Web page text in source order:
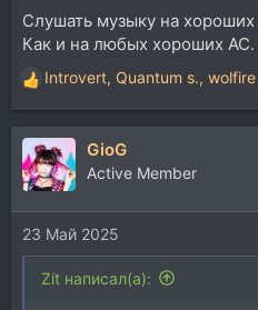
Слушать музыку на
Как и на любых хороших АС.
Р
е
а
к
ц
и
и
:
Introvert, Quantum s., wolfire
GioG
Active Member
23 Май 2025
Zit написал(а):